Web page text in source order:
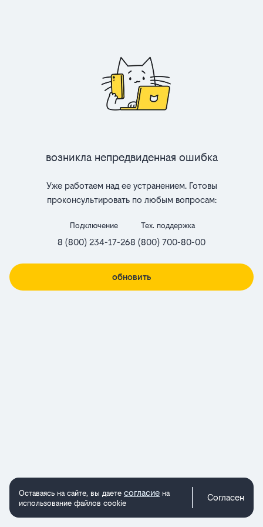
Возникла непредвиденная ошибка
Уже работаем над ее устранением. Готовы
проконсультировать по любым вопросам:
Подключение
8 (800) 234-17-26
Тех. поддержка
8 (800) 700-80-00
обновить
Оставаясь на сайте, вы даете согласие на
использование файлов cookie
Согласен